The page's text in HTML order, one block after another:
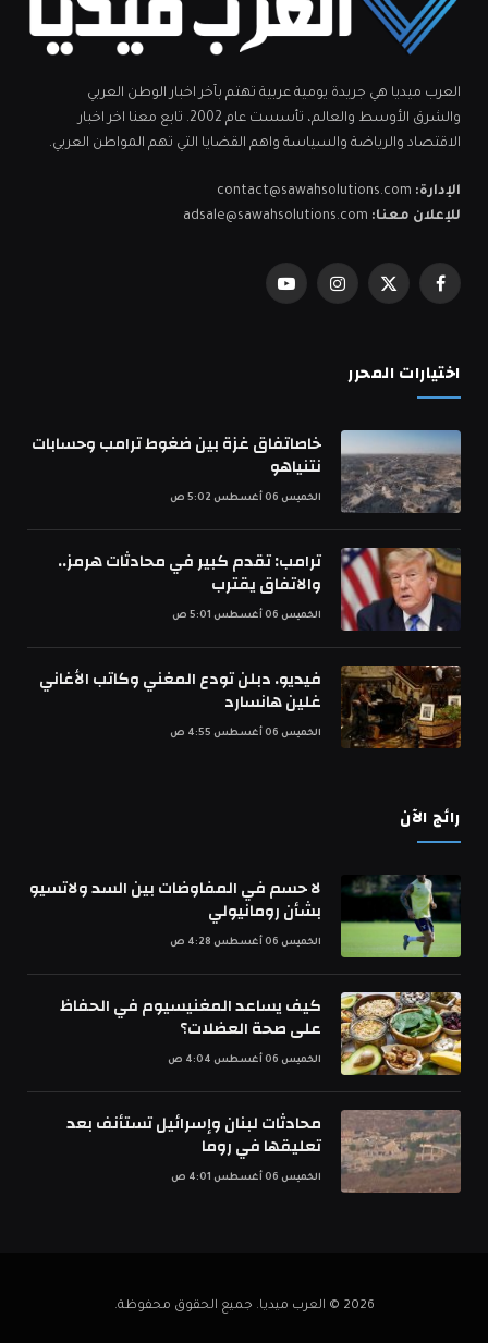
العرب ميديا هي جريدة يومية عربية تهتم بآخر اخبار الوطن العربي
والشرق الأوسط والعالم، تأسست عام 2002. تابع معنا اخر اخبار
الاقتصاد والرياضة والسياسة واهم القضايا التي تهم المواطن العربي.
الإدارة: contact@sawahsolutions.com
للإعلان معنا: adsale@sawahsolutions.com
فيسبوكX
الانستغراميوتيوب
اختيارات المحرر
خاصاتفاق غزة بين ضغوط ترامب وحسابات
نتنياهو
الخميس 06 أغسطس 5:02 ص
ترامب: تقدم كبير في محادثات هرمز..
والاتفاق يقترب
الخميس 06 أغسطس 5:01 ص
فيديو. دبلن تودع المغني وكاتب الأغاني
غلين هانسارد
الخميس 06 أغسطس 4:55 ص
رائج الآن
لا حسم في المفاوضات بين السد ولاتسيو
بشأن رومانيولي
الخميس 06 أغسطس 4:28 ص
كيف يساعد المغنيسيوم في الحفاظ
على صحة العضلات؟
الخميس 06 أغسطس 4:04 ص
محادثات لبنان وإسرائيل تستأنف بعد
تعليقها في روما
الخميس 06 أغسطس 4:01 ص
2026 © العرب ميديا. جميع الحقوق محفوظة.